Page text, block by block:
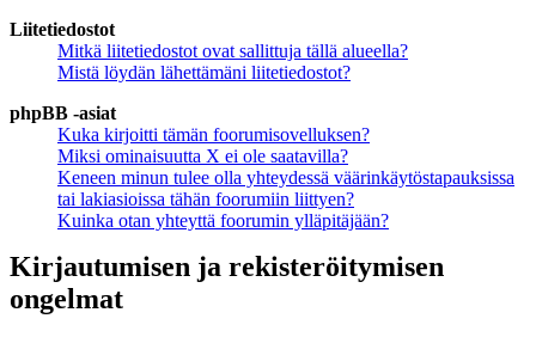
Liitetiedostot
Mitkä liitetiedostot ovat sallittuja tällä alueella?
Mistä löydän lähettämäni liitetiedostot?
phpBB -asiat
Kuka kirjoitti tämän foorumisovelluksen?
Miksi ominaisuutta X ei ole saatavilla?
Keneen minun tulee olla yhteydessä väärinkäytöstapauksissa
tai lakiasioissa tähän foorumiin liittyen?
Kuinka otan yhteyttä foorumin ylläpitäjään?
Kirjautumisen ja rekisteröitymisen
ongelmat